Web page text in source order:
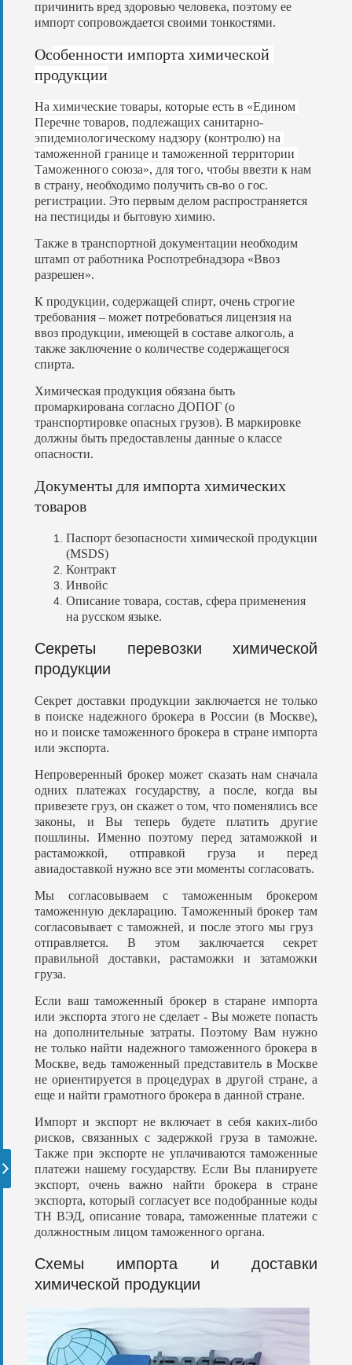
причинить вред здоровью человека, поэтому ее
импорт сопровождается своими тонкостями.
Особенности импорта химической
продукции
На химические товары, которые есть в «Едином
Перечне товаров, подлежащих санитарно-
эпидемиологическому надзору (контролю) на
таможенной границе и таможенной территории
Таможенного союза», для того, чтобы ввезти к нам
в страну, необходимо получить св-во о гос
регистрации. Это первым делом распространяется
на пестициды и бытовую химию.
Также в транспортной документации необходим
штамп от работника Роспотребнадзора «Ввоз
разрешен».
К продукции, содержащей спирт, очень строгие
требования – может потребоваться лицензия на
ввоз продукции, имеющей в составе алкоголь, а
также заключение о количестве содержащегося
спирта.
Химическая продукция обязана быть
промаркирована согласно ДОПОГ (о
транспортировке опасных грузов). В маркировке
должны быть предоставлены данные о классе
опасности.
Документы для импорта химических
товаров
Паспорт безопасности химической продукции
(MSDS)
Контракт
Инвойс
Описание товара, состав, сфера применения
на русском языке.
Секреты перевозки химической
продукции
Секрет доставки продукции заключается не только
в поиске надежного брокера в России (в Москве),
но и поиске таможенного брокера в стране импорта
или экспорта.
Непроверенный брокер может сказать нам сначала
одних платежах государству, а после, когда вы
привезете груз, он скажет о том, что поменялись все
законы, и Вы теперь будете платить другие
пошлины. Именно поэтому перед затаможкой и
растаможкой, отправкой груза и перед
авиадоставкой нужно все эти моменты согласовать.
Мы согласовываем с таможенным брокером
таможенную декларацию. Таможенный брокер там
согласовывает с таможней, и после этого мы груз
отправляется. В этом заключается секрет
правильной доставки, растаможки и затаможки
груза.
Если ваш таможенный брокер в старане импорта
или экспорта этого не сделает - Вы можете попасть
на дополнительные затраты. Поэтому Вам нужно
не только найти надежного таможенного брокера в
Москве, ведь таможенный представитель в Москве
не ориентируется в процедурах в другой стране, а
еще и найти грамотного брокера в данной стране.
Импорт и экспорт не включает в себя каких-либо
рисков, связанных с задержкой груза в таможне.
Также при экспорте не уплачиваются таможенные
платежи нашему государству. Если Вы планируете
экспорт, очень важно найти брокера в стране
экспорта, который согласует все подобранные коды
ТН ВЭД, описание товара, таможенные платежи с
должностным лицом таможенного органа.
Схемы импорта и доставки
химической продукции